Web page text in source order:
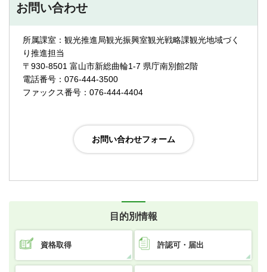
お問い合わせ
所属課室：観光推進局観光振興室観光戦略課観光地域づく
り推進担当
〒930-8501 富山市新総曲輪1-7 県庁南別館2階
電話番号：076-444-3500
ファックス番号：076-444-4404
目的別情報
資格取得 許認可・届出